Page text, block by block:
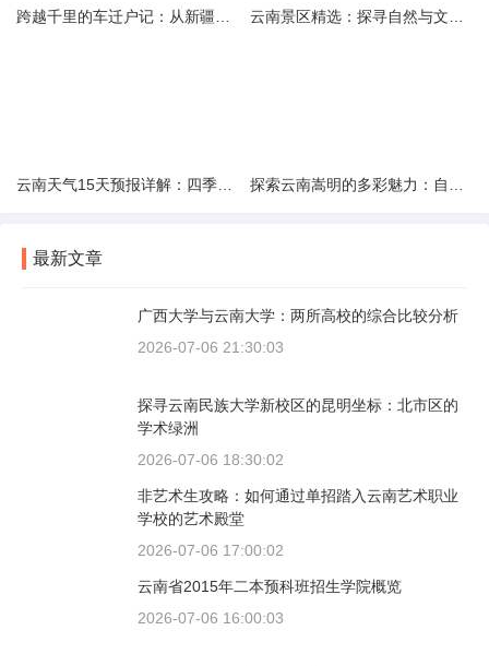
最新文章
广西大学与云南大学：两所高校的综合比较分析
2026-07-06 21:30:03
探寻云南民族大学新校区的昆明坐标：北市区的
学术绿洲
2026-07-06 18:30:02
非艺术生攻略：如何通过单招踏入云南艺术职业
学校的艺术殿堂
2026-07-06 17:00:02
云南省2015年二本预科班招生学院概览
2026-07-06 16:00:03